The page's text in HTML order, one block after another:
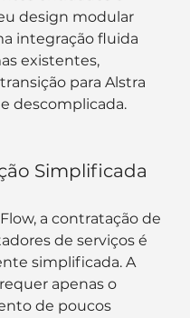
design modular
integração fluida
existentes,
para Alstra
descomplicada.
Simplificada
a contratação de
de serviços é
simplificada. A
apenas o
de poucos